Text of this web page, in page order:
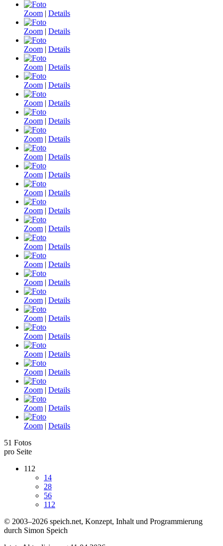
Zoom | Details
Zoom | Details
Zoom | Details
Zoom | Details
Zoom | Details
Zoom | Details
Zoom | Details
Zoom | Details
Zoom | Details
Zoom | Details
Zoom | Details
Zoom | Details
Zoom | Details
Zoom | Details
Zoom | Details
Zoom | Details
Zoom | Details
Zoom | Details
Zoom | Details
Zoom | Details
Zoom | Details
Zoom | Details
Zoom | Details
Zoom | Details
51 Fotos
pro Seite
112
14
28
56
112
© 2003–2026 speich.net, Konzept, Inhalt und Programmierung
durch Simon Speich